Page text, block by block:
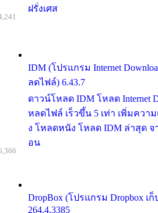
ฝรั่งเศส
IDM (โปรแกรม Internet
ลดไฟล์) 6.43.7
ดาวน์โหลด IDM โหลด Internet
หลดไฟล์ เร็วขึ้น 5 เท่า เพิ่มควา
ง โหลดหนัง โหลด IDM ล่าสุด จ
อน
DropBox (โปรแกรม Dropbox เ
264.4.3385